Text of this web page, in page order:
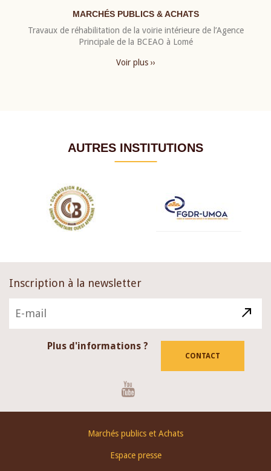
MARCHÉS PUBLICS & ACHATS
Travaux de réhabilitation de la voirie intérieure de l’Agence
Principale de la BCEAO à Lomé
Voir plus ››
AUTRES INSTITUTIONS
Inscription à la newsletter
Plus d'informations ?
CONTACT
Marchés publics et Achats
Espace presse